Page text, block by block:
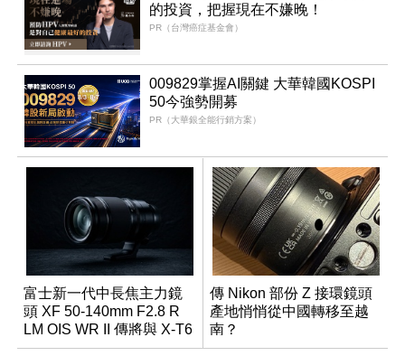
的投資，把握現在不嫌晚！
PR（台灣癌症基金會）
009829掌握AI關鍵 大華韓國KOSPI
50今強勢開募
PR（大華銀全能行銷方案）
富士新一代中長焦主力鏡
頭 XF 50-140mm F2.8 R
LM OIS WR II 傳將與 X-T6
同步亮相
傳 Nikon 部份 Z 接環鏡頭
產地悄悄從中國轉移至越
南？